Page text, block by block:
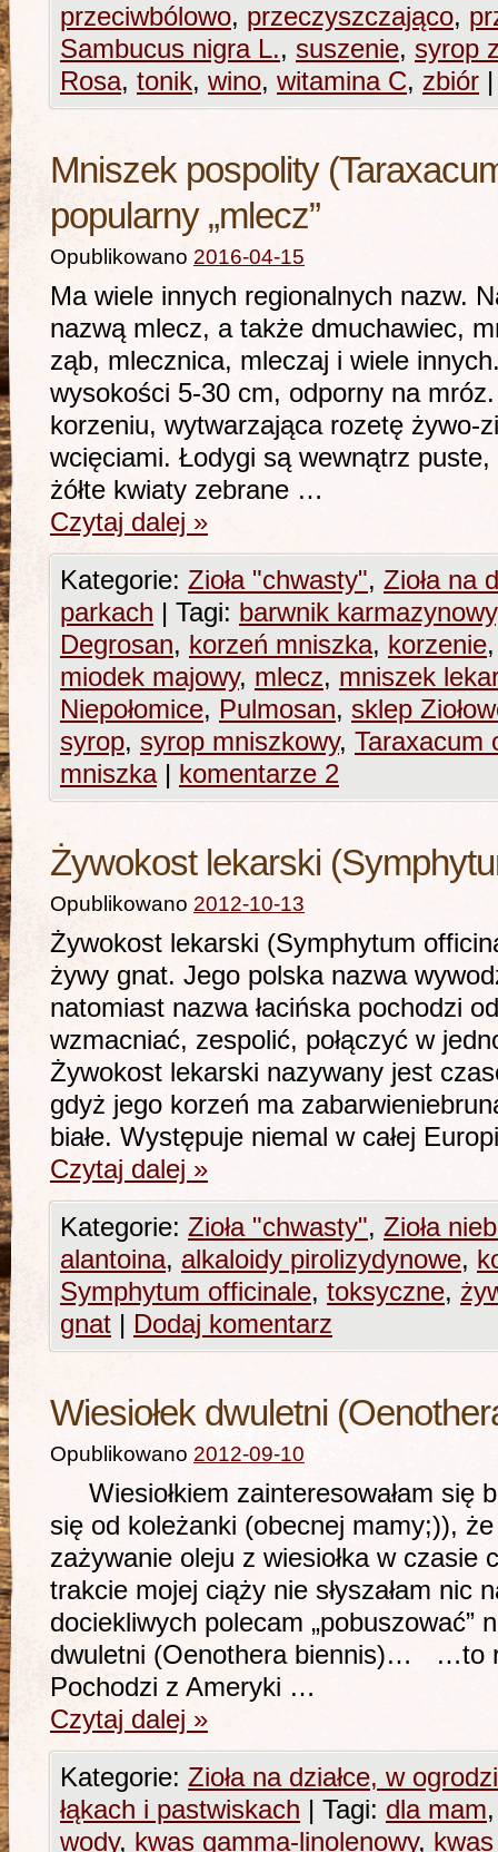
przeciwbólowo, przeczyszczająco,
Sambucus nigra L., suszenie, syrop
Rosa, tonik, wino, witamina C, zbiór |
Mniszek pospolity
popularny „mlecz”
Opublikowano 2016-04-15
Ma wiele innych regionalnych nazw.
nazwą mlecz, a także dmuchawiec,
ząb, mlecznica, mleczaj i wiele
wysokości 5-30 cm, odporny na
korzeniu, wytwarzająca rozetę żywo-
wcięciami. Łodygi są wewnątrz
żółte kwiaty zebrane …
Czytaj dalej »
Kategorie: Zioła "chwasty", Zioła na
parkach | Tagi: barwnik karmazynowy
Degrosan, korzeń mniszka, korzenie
miodek majowy, mlecz, mniszek
Niepołomice, Pulmosan, sklep
syrop, syrop mniszkowy, Taraxacum
mniszka | komentarze 2
Żywokost lekarski
Opublikowano 2012-10-13
Żywokost lekarski (Symphytum
żywy gnat. Jego polska nazwa
natomiast nazwa łacińska pochodzi
wzmacniać, zespolić, połączyć w
Żywokost lekarski nazywany jest
gdyż jego korzeń ma
białe. Występuje niemal w całej
Czytaj dalej »
Kategorie: Zioła "chwasty", Zioła
alantoina, alkaloidy pirolizydynowe,
Symphytum officinale, toksyczne,
gnat | Dodaj komentarz
Wiesiołek dwuletni
Opublikowano 2012-09-10
Wiesiołkiem zainteresowałam się
się od koleżanki (obecnej mamy;)), że
zażywanie oleju z wiesiołka w czasie
trakcie mojej ciąży nie słyszałam nic
dociekliwych polecam „pobuszować”
dwuletni (Oenothera biennis)… …to
Pochodzi z Ameryki …
Czytaj dalej »
Kategorie: Zioła na działce, w
łąkach i pastwiskach | Tagi: dla mam
wody, kwas gamma-linolenowy,